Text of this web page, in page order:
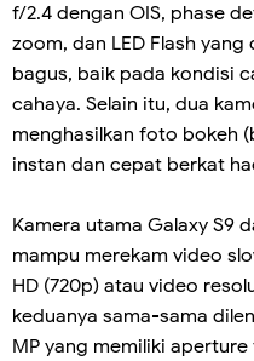
f/2.4 dengan OIS, phase
zoom, dan LED Flash
bagus, baik pada kondisi
cahaya. Selain itu, dua
menghasilkan foto bokeh
instan dan cepat berkat
Kamera utama Galaxy S9
mampu merekam video
HD (720p) atau video
keduanya sama-sama
MP yang memiliki